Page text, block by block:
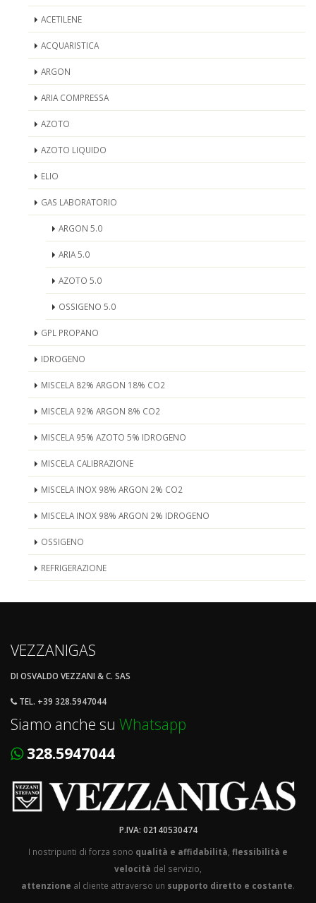
ACETILENE
ACQUARISTICA
ARGON
ARIA COMPRESSA
AZOTO
AZOTO LIQUIDO
ELIO
GAS LABORATORIO
ARGON 5.0
ARIA 5.0
AZOTO 5.0
OSSIGENO 5.0
GPL PROPANO
IDROGENO
MISCELA 82% ARGON 18% CO2
MISCELA 92% ARGON 8% CO2
MISCELA 95% AZOTO 5% IDROGENO
MISCELA CALIBRAZIONE
MISCELA INOX 98% ARGON 2% CO2
MISCELA INOX 98% ARGON 2% IDROGENO
OSSIGENO
REFRIGERAZIONE
VEZZANIGAS
DI OSVALDO VEZZANI & C. SAS
TEL. +39 328.5947044
Siamo anche su Whatsapp
328.5947044
P.IVA: 02140530474
I nostripunti di forza sono qualità e affidabilità flessibilità e
velocità del servizio,
attenzione al cliente attraverso un supporto diretto e costante.